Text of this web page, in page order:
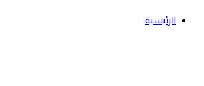
الرئيسية